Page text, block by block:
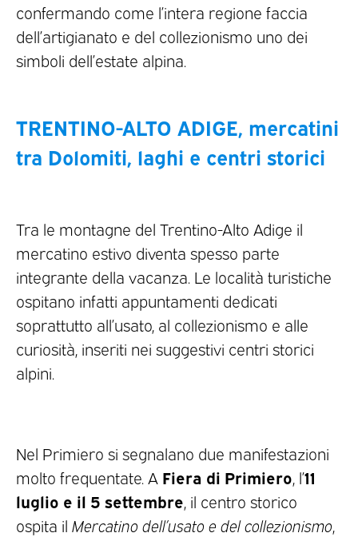
confermando come l’intera regione faccia
dell’artigianato e del collezionismo uno dei
simboli dell’estate alpina.
TRENTINO-ALTO ADIGE, mercatini
tra Dolomiti, laghi e centri storici
Tra le montagne del Trentino-Alto Adige il
mercatino estivo diventa spesso parte
integrante della vacanza. Le località turistiche
ospitano infatti appuntamenti dedicati
soprattutto all’usato, al collezionismo e alle
curiosità, inseriti nei suggestivi centri storici
alpini.
Nel Primiero si segnalano due manifestazioni
molto frequentate. A Fiera di Primiero, l’11
luglio e il 5 settembre, il centro storico
ospita il Mercatino dell’usato e del collezionismo,